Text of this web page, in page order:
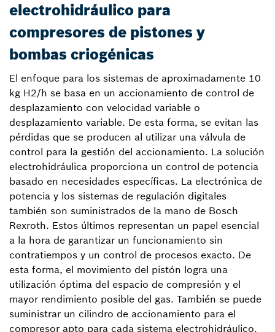
electrohidráulico para
compresores de pistones y
bombas criogénicas
El enfoque para los sistemas de aproximadamente 10
kg H2/h se basa en un accionamiento de control de
desplazamiento con velocidad variable o
desplazamiento variable. De esta forma, se evitan las
pérdidas que se producen al utilizar una válvula de
control para la gestión del accionamiento. La solución
electrohidráulica proporciona un control de potencia
basado en necesidades específicas. La electrónica de
potencia y los sistemas de regulación digitales
también son suministrados de la mano de Bosch
Rexroth. Estos últimos representan un papel esencial
a la hora de garantizar un funcionamiento sin
contratiempos y un control de procesos exacto. De
esta forma, el movimiento del pistón logra una
utilización óptima del espacio de compresión y el
mayor rendimiento posible del gas. También se puede
suministrar un cilindro de accionamiento para el
compresor apto para cada sistema electrohidráulico.